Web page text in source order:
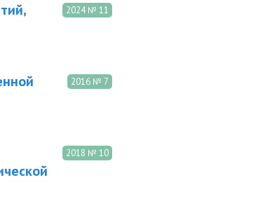
2024 № 11
2016 № 7
2018 № 10